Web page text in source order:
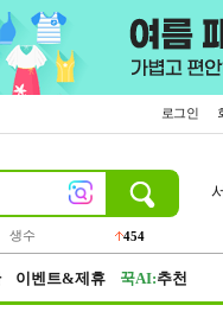
로그인
등산
152
이벤트&제휴 꾹AI:추천